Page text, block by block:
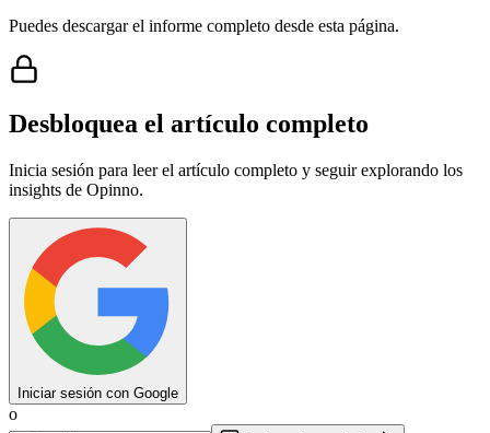
Puedes descargar el informe completo desde esta página.
Desbloquea el artículo completo
Inicia sesión para leer el artículo completo y seguir explorando los
insights de Opinno.
Iniciar sesión con Google
o